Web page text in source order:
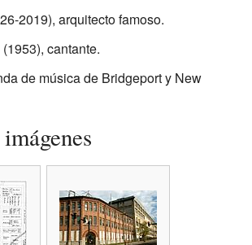
2019), arquitecto famoso.
(1953), cantante.
de música de Bridgeport y New